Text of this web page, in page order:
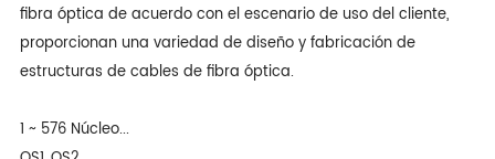
fibra óptica de acuerdo con el escenario de uso del cliente,
proporcionan una variedad de diseño y fabricación de
estructuras de cables de fibra óptica.
1 ~ 576 Núcleo...